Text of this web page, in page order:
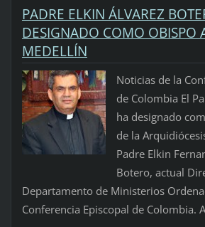
PADRE ELKIN ÁLVAREZ
DESIGNADO COMO OBISPO
MEDELLÍN
Noticias de la
de Colombia El
ha designado
de la
Padre Elkin
Botero, actual
Departamento de Ministerios
Conferencia Episcopal de Colombia.